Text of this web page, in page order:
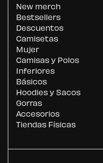
New merch
Bestsellers
Descuentos
Camisetas
Mujer
Camisas y Polos
Inferiores
Básicos
Hoodies y Sacos
Gorras
Accesorios
Tiendas Físicas